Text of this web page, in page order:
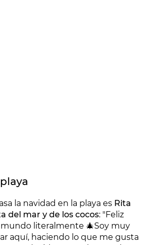
la navidad en la playa es Rita
del mar y de los cocos: "Feliz
literalmente 🎄Soy muy
aquí, haciendo lo que me gusta